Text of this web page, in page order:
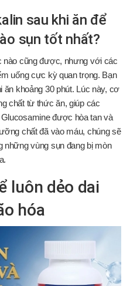
sau khi ăn để
sụn tốt nhất?
nào cũng được, nhưng với các
uống cực kỳ quan trọng. Bạn
ăn khoảng 30 phút. Lúc này, cơ
chất từ thức ăn, giúp các
được hòa tan và
chất đã vào máu, chúng sẽ
những vùng sụn đang bị mòn
luôn dẻo dai
hóa